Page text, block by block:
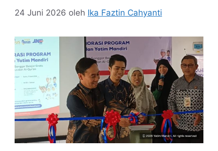
24 Juni 2026 oleh Ika Faztin Cahyanti